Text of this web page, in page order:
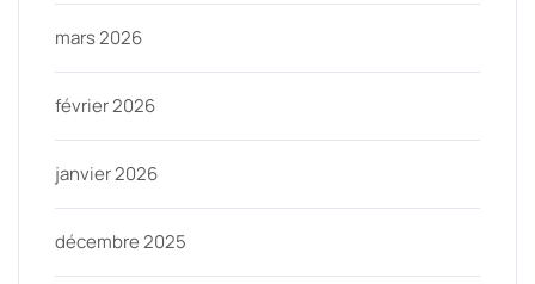
mars 2026
février 2026
janvier 2026
décembre 2025